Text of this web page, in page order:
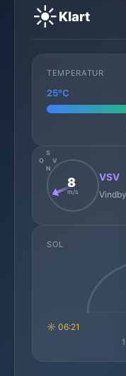
☀️Klart
TEMPERATUR
25°C
N
S
O
V
8
m/s
VSV
SOL
☼ 06:21